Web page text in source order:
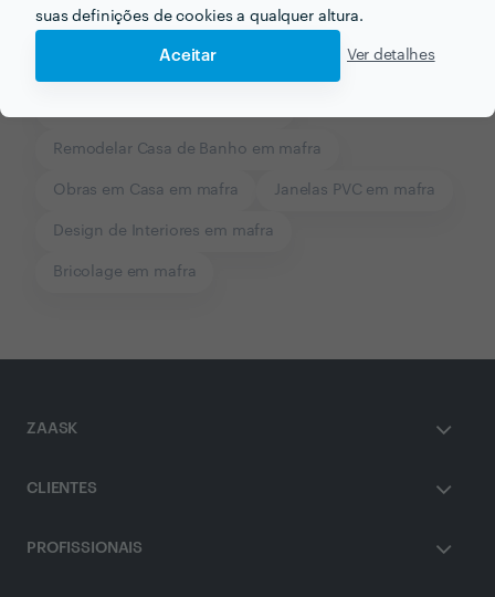
suas definições de cookies a qualquer altura.
Aceitar Ver detalhes
Remodelar Casa de Banho em mafra
Obras em Casa em mafra Janelas PVC em mafra
Design de Interiores em mafra
Bricolage em mafra
ZAASK
CLIENTES
PROFISSIONAIS